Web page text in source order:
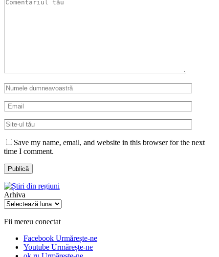
Save my name, email, and website in this browser for the next
time I comment.
Arhiva
Arhiva
Fii mereu conectat
Facebook Urmărește-ne
Youtube Urmărește-ne